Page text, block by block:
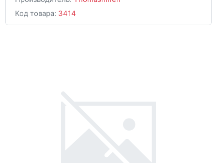
Код товара: 3414